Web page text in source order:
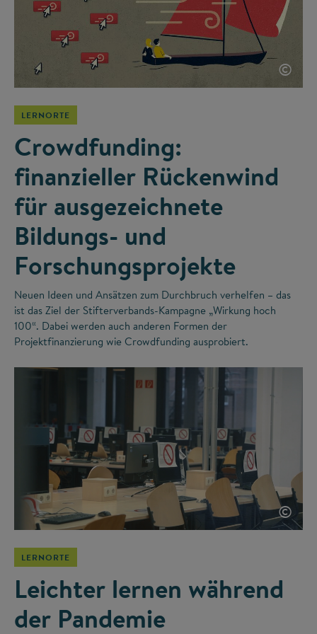
©
LERNORTE
Crowdfunding:
finanzieller Rückenwind
für ausgezeichnete
Bildungs- und
Forschungsprojekte
Neuen Ideen und Ansätzen zum Durchbruch verhelfen – das
ist das Ziel der Stifterverbands-Kampagne „Wirkung hoch
100“. Dabei werden auch anderen Formen der
Projektfinanzierung wie Crowdfunding ausprobiert.
©
LERNORTE
Leichter lernen während
der Pandemie